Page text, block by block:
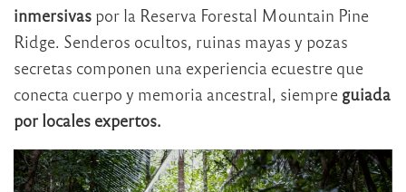
inmersivas por la Reserva Forestal Mountain Pine
Ridge. Senderos ocultos, ruinas mayas y pozas
secretas componen una experiencia ecuestre que
conecta cuerpo y memoria ancestral, siempre guiada
por locales expertos.